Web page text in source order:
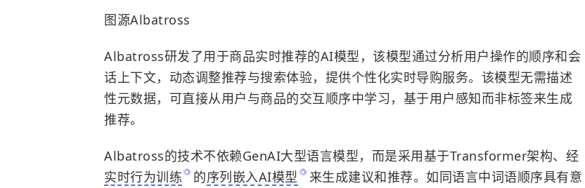
图源Albatross
Albatross研发了用于商品实时推荐的AI模型，该模型通过分析用户操作的顺序和会
话上下文，动态调整推荐与搜索体验，提供个性化实时导购服务。该模型无需描述
性元数据，可直接从用户与商品的交互顺序中学习，基于用户感知而非标签来生成
推荐。
Albatross的技术不依赖GenAI大型语言模型，而是采用基于Transformer架构、经
实时行为训练
的序列嵌入AI模型
来生成建议和推荐。如同语言中词语顺序具有意